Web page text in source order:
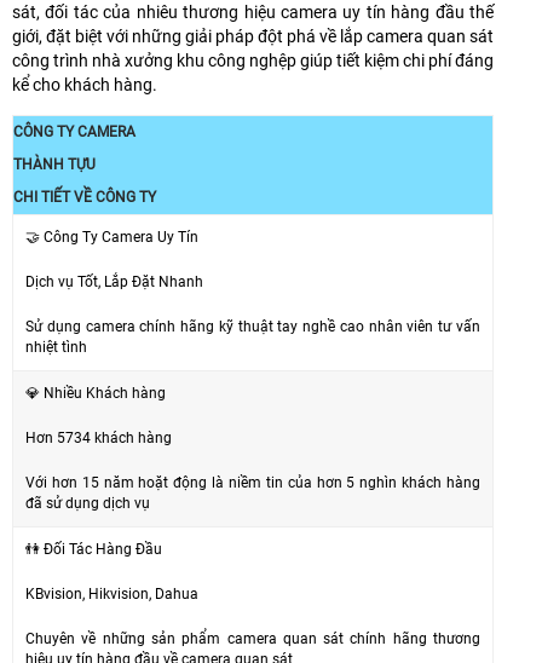
sát, đối tác của nhiêu thương hiệu camera uy tín hàng đầu thế
giới, đặt biệt với những giải pháp đột phá về lắp camera quan sát
công trình nhà xưởng khu công nghệp giúp tiết kiệm chi phí đáng
kể cho khách hàng.
CÔNG TY CAMERA
THÀNH TỰU
CHI TIẾT VỀ CÔNG TY
🤝 Công Ty Camera Uy Tín
Dịch vụ Tốt, Lắp Đặt Nhanh
Sử dụng camera chính hãng kỹ thuật tay nghề cao nhân viên tư vấn
nhiệt tình
💎 Nhiều Khách hàng
Hơn 5734 khách hàng
Với hơn 15 năm hoặt động là niềm tin của hơn 5 nghìn khách hàng
đã sử dụng dịch vụ
👫 Đối Tác Hàng Đầu
KBvision, Hikvision, Dahua
Chuyên về những sản phẩm camera quan sát chính hãng thương
hiệu uy tín hàng đầu về camera quan sát